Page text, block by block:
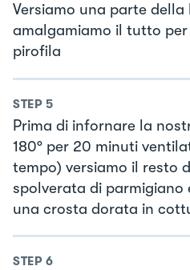
Versiamo una parte della
amalgamiamo il tutto
pirofila
STEP 5
Prima di infornare la
180° per 20 minuti
tempo) versiamo il resto
spolverata di parmigiano
una crosta dorata in
STEP 6